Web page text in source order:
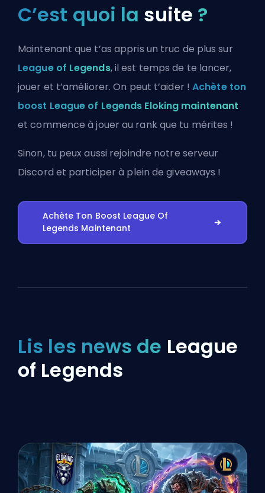
C’est quoi la suite ?
Maintenant que t’as appris un truc de plus sur
League of Legends, il est temps de te lancer,
jouer et t’améliorer. On peut t’aider !Achète ton
boost League of Legends Eloking maintenant
et commence à jouer au rank que tu mérites !
Sinon, tu peux aussi rejoindre notre serveur
Discord et participer à plein de giveaways !
Achète Ton Boost League Of
Legends Maintenant
Lis les news de League
of Legends